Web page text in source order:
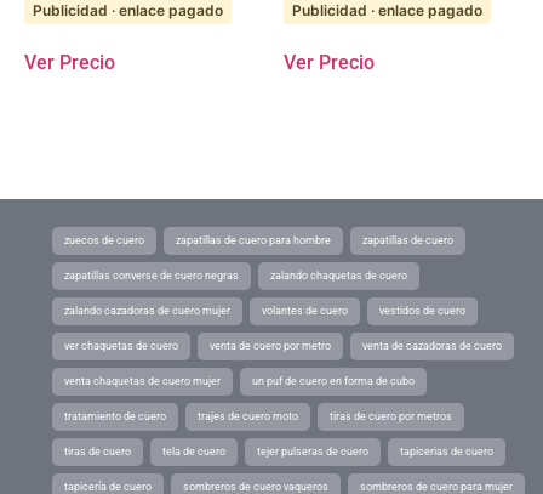
Publicidad · enlace pagado
Ver Precio
Publicidad · enlace pagado
Ver Precio
zuecos de cuero zapatillas de cuero para hombre zapatillas de cuero
zapatillas converse de cuero negras zalando chaquetas de cuero
zalando cazadoras de cuero mujer volantes de cuero vestidos de cuero
ver chaquetas de cuero venta de cuero por metro venta de cazadoras de cuero
venta chaquetas de cuero mujer un puf de cuero en forma de cubo
tratamiento de cuero trajes de cuero moto tiras de cuero por metros
tiras de cuero tela de cuero tejer pulseras de cuero tapicerias de cuero
tapicería de cuero sombreros de cuero vaqueros sombreros de cuero para mujer